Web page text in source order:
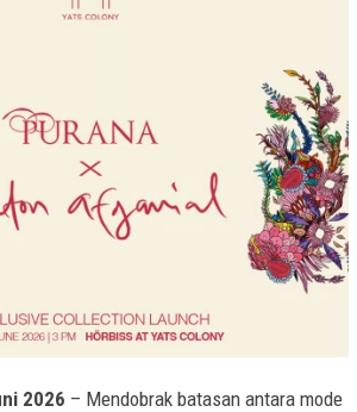
2026 – Mendobrak batasan antara mode